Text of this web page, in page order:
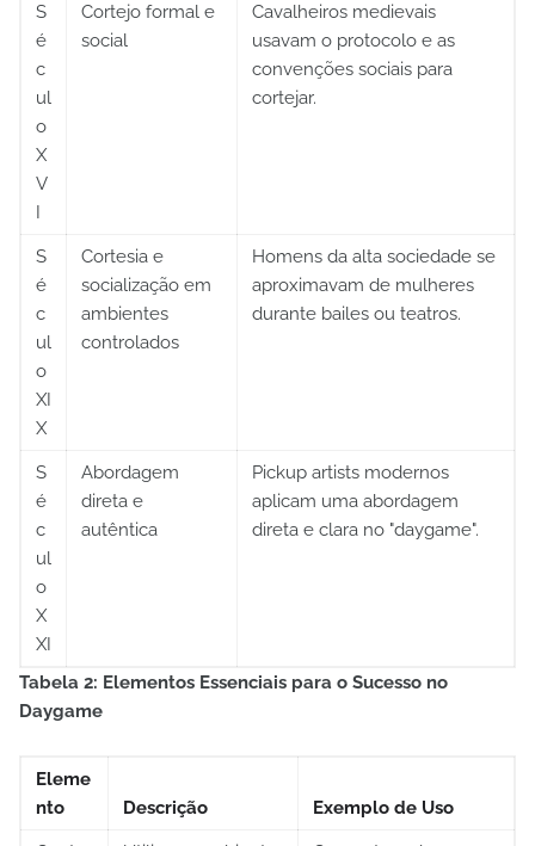
S
é
c
ul
o
X
V
I
Cortejo formal e
social
Cavalheiros medievais
usavam o protocolo e as
convenções sociais para
cortejar.
S
é
c
ul
o
XI
X
Cortesia e
socialização em
ambientes
controlados
Homens da alta sociedade se
aproximavam de mulheres
durante bailes ou teatros.
S
é
c
ul
o
X
XI
Abordagem
direta e
autêntica
Pickup artists modernos
aplicam uma abordagem
direta e clara no "daygame".
Tabela 2: Elementos Essenciais para o Sucesso no
Daygame
Eleme
nto
Descrição Exemplo de Uso